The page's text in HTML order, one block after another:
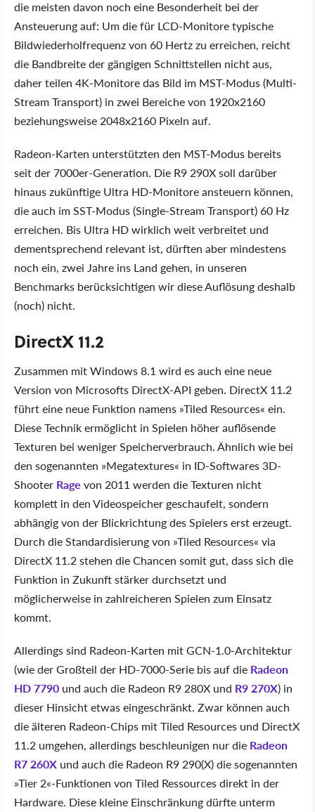
die meisten davon noch eine Besonderheit bei der
Ansteuerung auf: Um die für LCD-Monitore typische
Bildwiederholfrequenz von 60 Hertz zu erreichen, reicht
die Bandbreite der gängigen Schnittstellen nicht aus,
daher teilen 4K-Monitore das Bild im MST-Modus (Multi-
Stream Transport) in zwei Bereiche von 1920x2160
beziehungsweise 2048x2160 Pixeln auf.
Radeon-Karten unterstützten den MST-Modus bereits
seit der 7000er-Generation. Die R9 290X soll darüber
hinaus zukünftige Ultra HD-Monitore ansteuern können,
die auch im SST-Modus (Single-Stream Transport) 60 Hz
erreichen. Bis Ultra HD wirklich weit verbreitet und
dementsprechend relevant ist, dürften aber mindestens
noch ein, zwei Jahre ins Land gehen, in unseren
Benchmarks berücksichtigen wir diese Auflösung deshalb
(noch) nicht.
DirectX 11.2
Zusammen mit Windows 8.1 wird es auch eine neue
Version von Microsofts DirectX-API geben. DirectX 11.2
führt eine neue Funktion namens »Tiled Resources« ein.
Diese Technik ermöglicht in Spielen höher auflösende
Texturen bei weniger Speicherverbrauch. Ähnlich wie bei
den sogenannten »Megatextures« in ID-Softwares 3D-
Shooter Rage von 2011 werden die Texturen nicht
komplett in den Videospeicher geschaufelt, sondern
abhängig von der Blickrichtung des Spielers erst erzeugt.
Durch die Standardisierung von »Tiled Resources« via
DirectX 11.2 stehen die Chancen somit gut, dass sich die
Funktion in Zukunft stärker durchsetzt und
möglicherweise in zahlreicheren Spielen zum Einsatz
kommt.
Allerdings sind Radeon-Karten mit GCN-1.0-Architektur
(wie der Großteil der HD-7000-Serie bis auf die Radeon
HD 7790 und auch die Radeon R9 280X und R9 270X) in
dieser Hinsicht etwas eingeschränkt. Zwar können auch
die älteren Radeon-Chips mit Tiled Resources und DirectX
11.2 umgehen, allerdings beschleunigen nur die Radeon
R7 260X und auch die Radeon R9 290(X) die sogenannten
»Tier 2«-Funktionen von Tiled Ressources direkt in der
Hardware. Diese kleine Einschränkung dürfte unterm